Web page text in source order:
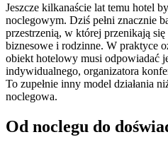
Jeszcze kilkanaście lat temu hotel
noclegowym. Dziś pełni znacznie
przestrzenią, w której przenikają
biznesowe i rodzinne. W praktyce
obiekt hotelowy musi odpowiadać
indywidualnego, organizatora
To zupełnie inny model działania
noclegowa.
Od noclegu do